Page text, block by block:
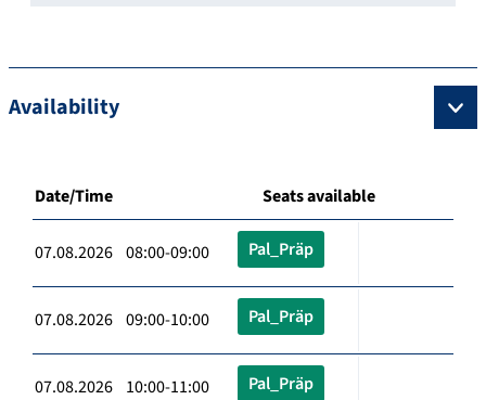
Availability
Date/Time Seats available
07.08.2026 08:00-09:00 Pal_Präp
07.08.2026 09:00-10:00 Pal_Präp
07.08.2026 10:00-11:00 Pal_Präp